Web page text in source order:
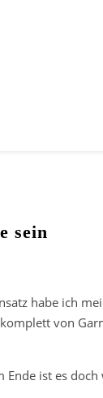
sein
habe ich
von
ist es